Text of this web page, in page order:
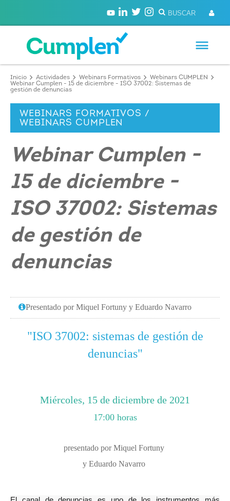
Inicio Actividades Webinars Formativos
Webinars CUMPLEN
Webinar Cumplen - 15 de diciembre - ISO 37002: Sistemas de
gestión de denuncias
WEBINARS FORMATIVOS /
WEBINARS CUMPLEN
Webinar Cumplen -
15 de diciembre -
ISO 37002: Sistemas
de gestión de
denuncias
Presentado por Miquel Fortuny y Eduardo Navarro
"ISO 37002: sistemas de gestión de
denuncias"
Miércoles, 15 de diciembre de 2021
17:00 horas
presentado por Miquel Fortuny
y Eduardo Navarro